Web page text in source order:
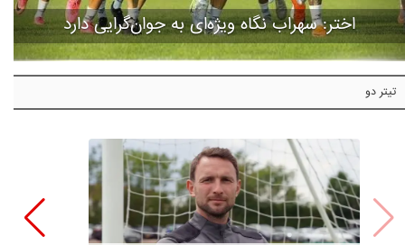
اختر: سهراب نگاه ویژه‌ای به جوان‌گرایی دارد
تیتر دو